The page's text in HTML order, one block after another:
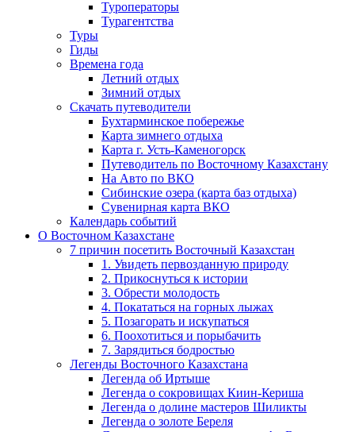
Туроператоры
Турагентства
Туры
Гиды
Времена года
Летний отдых
Зимний отдых
Скачать путеводители
Бухтарминское побережье
Карта зимнего отдыха
Карта г. Усть-Каменогорск
Путеводитель по Восточному Казахстану
На Авто по ВКО
Сибинские озера (карта баз отдыха)
Сувенирная карта ВКО
Календарь событий
О Восточном Казахстане
7 причин посетить Восточный Казахстан
1. Увидеть первозданную природу
2. Прикоснуться к истории
3. Обрести молодость
4. Покататься на горных лыжах
5. Позагорать и искупаться
6. Поохотиться и порыбачить
7. Зарядиться бодростью
Легенды Восточного Казахстана
Легенда об Иртыше
Легенда о сокровищах Киин-Кериша
Легенда о долине мастеров Шиликты
Легенда о золоте Береля